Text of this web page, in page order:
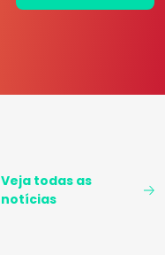
Veja todas as
notícias